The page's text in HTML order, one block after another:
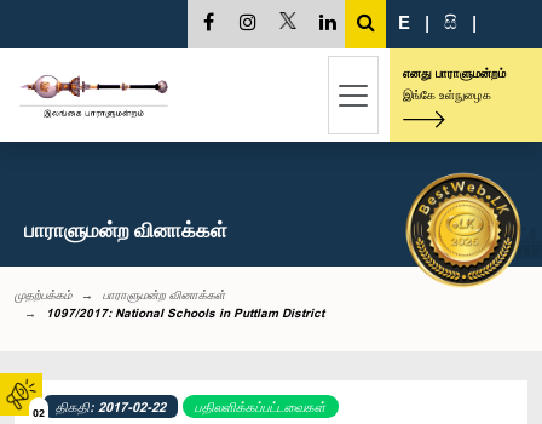
02
E | සි |
எனது பாராளுமன்றம்
இங்கே உள்நுழைக
பாராளுமன்ற வினாக்கள்
முதற்பக்கம்
பாராளுமன்ற வினாக்கள்
1097/2017: National Schools in Puttlam District
திகதி: 2017-02-22 பதிலளிக்கப்பட்டவைகள்